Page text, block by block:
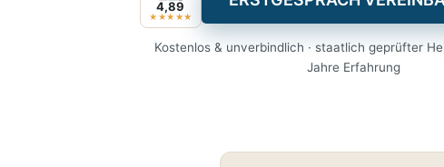
4,89
★★★★★
Kostenlos & unverbindlich · staatlich geprüfter
Jahre Erfahrung